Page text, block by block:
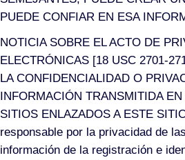
PUEDE CONFIAR EN ESA
NOTICIA SOBRE EL ACTO DE
ELECTRÓNICAS [18 USC 2701-
LA CONFIDENCIALIDAD O
INFORMACIÓN TRANSMITIDA
SITIOS ENLAZADOS A ESTE
responsable por la privacidad de
información de la registración e